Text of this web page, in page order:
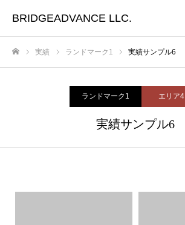
BRIDGEADVANCE LLC.
実績 ランドマーク1 実績サンプル6
ランドマーク1 エリア4
実績サンプル6